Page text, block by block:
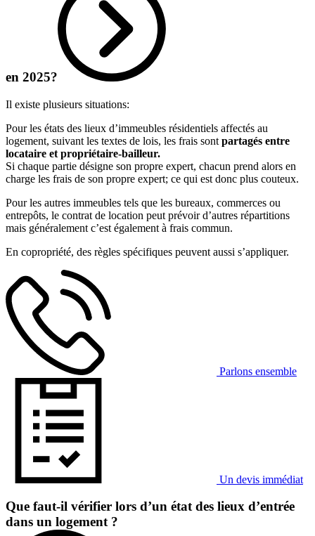
en 2025?
Il existe plusieurs situations:
Pour les états des lieux d’immeubles résidentiels affectés au
logement, suivant les textes de lois, les frais sont partagés entre
locataire et propriétaire-bailleur.
Si chaque partie désigne son propre expert, chacun prend alors en
charge les frais de son propre expert; ce qui est donc plus couteux.
Pour les autres immeubles tels que les bureaux, commerces ou
entrepôts, le contrat de location peut prévoir d’autres répartitions
mais généralement c’est également à frais commun.
En copropriété, des règles spécifiques peuvent aussi s’appliquer.
Parlons ensemble
Un devis immédiat
Que faut-il vérifier lors d’un état des lieux d’entrée
dans un logement ?